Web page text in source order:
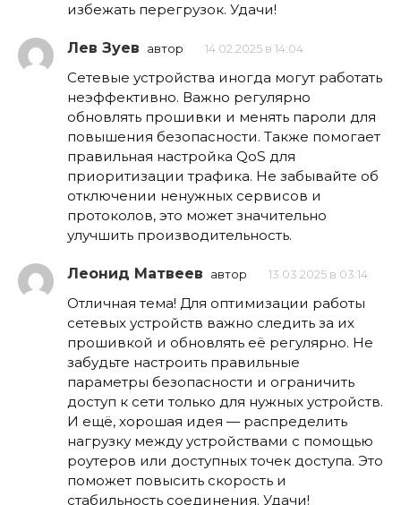
избежать перегрузок. Удачи!
Лев Зуев автор 14.02.2025 в 14:04
Сетевые устройства иногда могут работать
неэффективно. Важно регулярно
обновлять прошивки и менять пароли для
повышения безопасности. Также помогает
правильная настройка QoS для
приоритизации трафика. Не забывайте об
отключении ненужных сервисов и
протоколов, это может значительно
улучшить производительность.
Леонид Матвеев автор 13.03.2025 в 03:14
Отличная тема! Для оптимизации работы
сетевых устройств важно следить за их
прошивкой и обновлять её регулярно. Не
забудьте настроить правильные
параметры безопасности и ограничить
доступ к сети только для нужных устройств.
И ещё, хорошая идея — распределить
нагрузку между устройствами с помощью
роутеров или доступных точек доступа. Это
поможет повысить скорость и
стабильность соединения. Удачи!